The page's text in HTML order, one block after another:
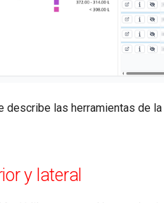
describe las herramientas de
y lateral